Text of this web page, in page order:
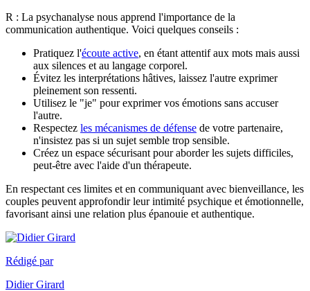
R : La psychanalyse nous apprend l'importance de la
communication authentique. Voici quelques conseils :
Pratiquez l'écoute active, en étant attentif aux mots mais aussi
aux silences et au langage corporel.
Évitez les interprétations hâtives, laissez l'autre exprimer
pleinement son ressenti.
Utilisez le "je" pour exprimer vos émotions sans accuser
l'autre.
Respectez les mécanismes de défense de votre partenaire,
n'insistez pas si un sujet semble trop sensible.
Créez un espace sécurisant pour aborder les sujets difficiles,
peut-être avec l'aide d'un thérapeute.
En respectant ces limites et en communiquant avec bienveillance, les
couples peuvent approfondir leur intimité psychique et émotionnelle,
favorisant ainsi une relation plus épanouie et authentique.
Rédigé par
Didier Girard